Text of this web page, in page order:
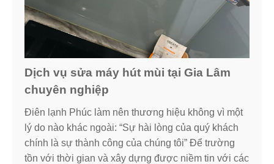
Dịch vụ sửa máy hút mùi tại Gia Lâm
chuyên nghiệp
Điên lạnh Phúc làm nên thương hiệu không vì một
lý do nào khác ngoài: “Sự hài lòng của quý khách
chính là sự thành công của chúng tôi” Để trường
tồn với thời gian và xây dựng được niềm tin với các